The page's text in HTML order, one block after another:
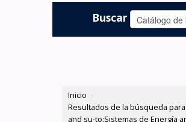
Buscar
Inicio ›
Resultados de la búsqueda para
and su-to:Sistemas de Energía